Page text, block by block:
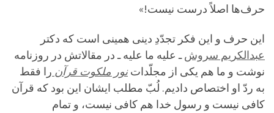
حرف‌ها اصلاً درست نیست!»
این حرف و این فکر تجدّدِ دینی همینی است که دکتر
عبدالکریم سروشـ علیه ما علیه ـ در مقالاتش در روزنامه
نوشت و ما هم یکی از مجلّداتنور ملکوت قرآن را فقط
به ردّ او اختصاص دادیم. لُبّ مطلب ایشان این بود که قرآن
کافی نیست و رسول خدا هم کافی نیست، و تمام